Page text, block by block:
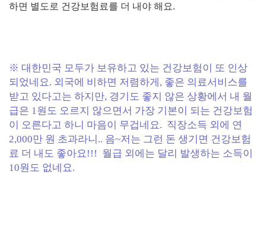
하면 별도로 건강보험료를 더 내야 해요.
※ 대한민국 모두가 보유하고 있는 건강보험이 또 인상
되었네요. 외국에 비하면 저렴하게, 좋은 의료서비스를
받고 있다고는 하지만, 경기도 좋지 않은 상황에서 내 월
급은 1원도 오르지 않으면서 가장 기본이 되는 건강보험
이 오른다고 하니 마음이 무겁네요. 직장소득 외에 연
2,000만 원 초과라니.. 음~저는 그런 돈 생기면 건강보험
료 더 내도 좋아요!!! 월급 외에는 달리 발생하는 소득이
10원도 없네요.